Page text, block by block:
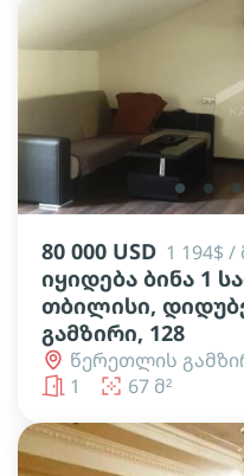
lens lens lens
80 000 USD 1 194$ /
იყიდება ბინა 1
თბილისი,
გამზირი, 128
წერეთლის
1
67 მ²